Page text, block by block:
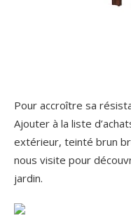
Pour accroître sa
Ajouter à la liste
extérieur, teinté brun
nous visite pour
jardin.